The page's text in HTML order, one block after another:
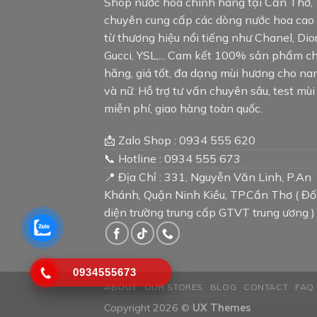
chuyên cung cấp các dòng nước hoa cao
từ thương hiệu nổi tiếng như Chanel,
Gucci, YSL,... Cam kết 100% sản phẩm
hãng, giá tốt, đa dạng mùi hương cho
và nữ. Hỗ trợ tư vấn chuyên sâu, test mùi
miễn phí, giao hàng toàn quốc.
📩 Zalo Shop : 0934 555 620
📞 Hotline : 0934 555 673
📍 Địa Chỉ : 331, Nguyễn Văn Linh, P.An
Khánh, Quận Ninh Kiều, TP.Cần Thơ (
diện trường trung cấp GTVT trung ương )
ABOUT OUR STORES BLOG CONTACT FAQ
Copyright 2026 © UX Themes
0934555673